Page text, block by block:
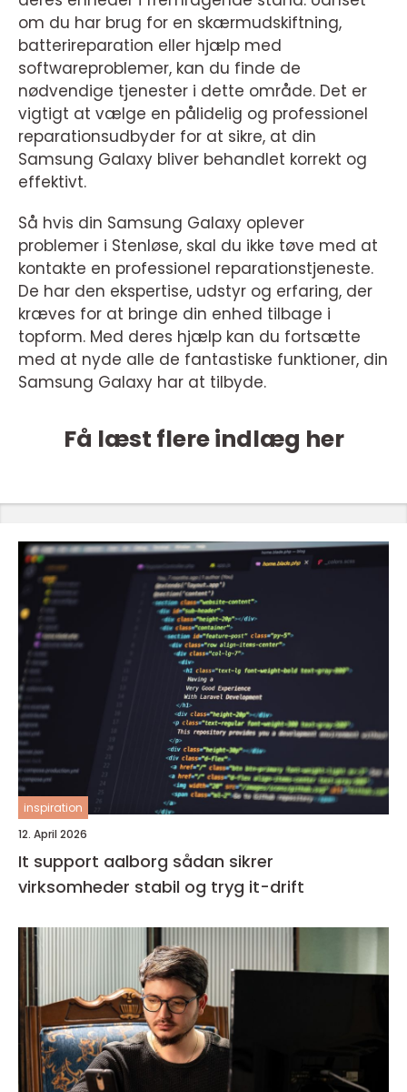
om du har brug for en skærmudskiftning,
batterireparation eller hjælp med
softwareproblemer, kan du finde de
nødvendige tjenester i dette område. Det er
vigtigt at vælge en pålidelig og professionel
reparationsudbyder for at sikre, at din
Samsung Galaxy bliver behandlet korrekt og
effektivt.
Så hvis din Samsung Galaxy oplever
problemer i Stenløse, skal du ikke tøve med at
kontakte en professionel reparationstjeneste.
De har den ekspertise, udstyr og erfaring, der
kræves for at bringe din enhed tilbage i
topform. Med deres hjælp kan du fortsætte
med at nyde alle de fantastiske funktioner, din
Samsung Galaxy har at tilbyde.
Få læst flere indlæg her
inspiration
12. April 2026
It support aalborg sådan sikrer
virksomheder stabil og tryg it-drift